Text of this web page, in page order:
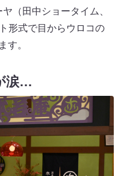
（田中ショータイム、
形式で目からウロコの
す。
涙…